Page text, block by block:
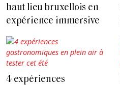
haut lieu bruxellois en
expérience immersive
4 expériences